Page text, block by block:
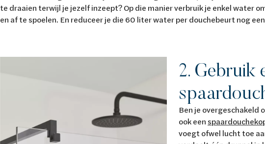
te draaien terwijl je jezelf inzeept? Op die manier verbruik je enkel water
en af te spoelen. En reduceer je die 60 liter water per douchebeurt nog
2. Gebruik
Ben je overgeschakeld
ook een
voegt ofwel lucht toe